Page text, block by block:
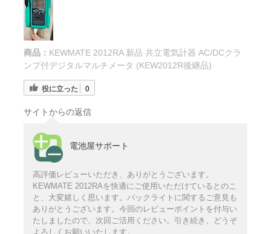
商品： KEWMATE 2012RA 新品 共立電気計器 AC/DCクラ
ンプ付デジタルマルチメータ (KEW2012R後継品)
役に立った 0
サイトからの返信
電池屋サポート
高評価レビューいただき、ありがとうございます。
KEWMATE 2012RAを快適にご使用いただけているとのこ
と、大変嬉しく思います。バックライトに関するご意見も
ありがとうございます。今回のレビューポイントを付与い
たしましたので、次回ご活用ください。引き続き、どうぞ
よろしくお願いいたします。